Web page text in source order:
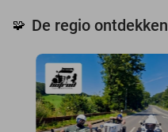
🧩 De regio ontdekken